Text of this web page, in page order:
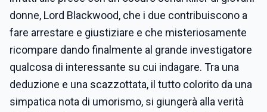
donne, Lord Blackwood, che i due contribuiscono a
fare arrestare e giustiziare e che misteriosamente
ricompare dando finalmente al grande investigatore
qualcosa di interessante su cui indagare. Tra una
deduzione e una scazzottata, il tutto colorito da una
simpatica nota di umorismo, si giungerà alla verità